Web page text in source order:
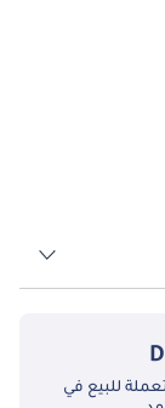
المتحدة.
ومستعملة للبيع في